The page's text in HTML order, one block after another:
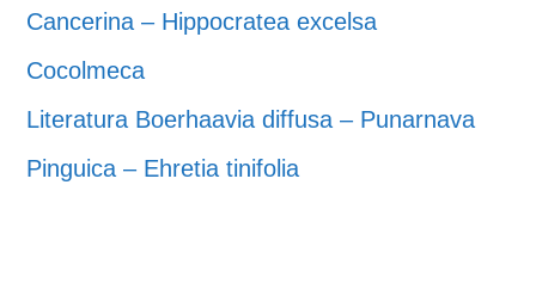
Cancerina – Hippocratea excelsa
Cocolmeca
Literatura Boerhaavia diffusa – Punarnava
Pinguica – Ehretia tinifolia